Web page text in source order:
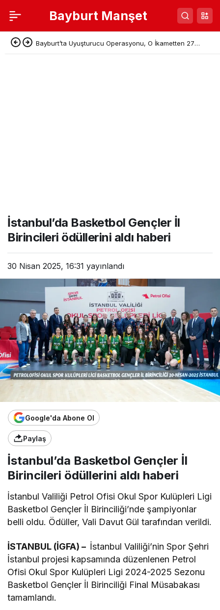
Bayburt Manşet
Bayburt’ta Uyuşturucu Operasyonu, O İkametten 27
İstanbul’da Basketbol Gençler İl
Birincileri ödüllerini aldı haberi
30 Nisan 2025, 16:31 yayınlandı
Google'da Abone Ol
Paylaş
İstanbul’da Basketbol Gençler İl
Birincileri ödüllerini aldı haberi
İstanbul Valiliği Petrol Ofisi Okul Spor Kulüpleri Ligi
Basketbol Gençler İl Birinciliği’nde şampiyonlar
belli oldu. Ödüller, Vali Davut Gül tarafından verildi.
İSTANBUL (İGFA) – İstanbul Valiliği’nin Spor Şehri
İstanbul projesi kapsamında düzenlenen Petrol
Ofisi Okul Spor Kulüpleri Ligi 2024-2025 Sezonu
Basketbol Gençler İl Birinciliği Final Müsabakası
tamamlandı.